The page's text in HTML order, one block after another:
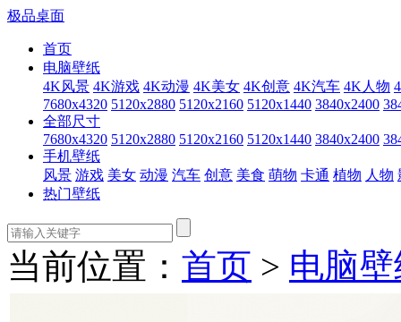
极品桌面
首页
电脑壁纸
4K风景 4K游戏 4K动漫 4K美女 4K创意 4K汽车 4K人物
7680x4320 5120x2880 5120x2160 5120x1440 3840x2400
全部尺寸
7680x4320 5120x2880 5120x2160 5120x1440 3840x2400
手机壁纸
风景 游戏 美女 动漫 汽车 创意 美食 萌物 卡通 植物 人物
热门壁纸
当前位置： 首页 > 电脑